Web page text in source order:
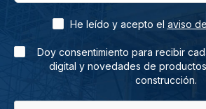
He leído y acepto el aviso
Doy consentimiento para recibir
digital y novedades de
construcción.